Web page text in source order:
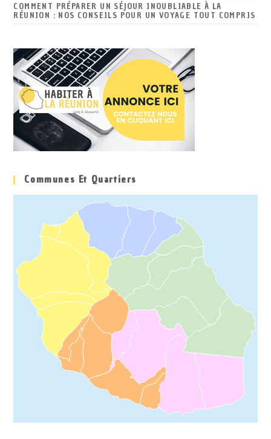
COMMENT PRÉPARER UN SÉJOUR INOUBLIABLE À LA
RÉUNION : NOS CONSEILS POUR UN VOYAGE TOUT COMPRIS
Communes Et Quartiers